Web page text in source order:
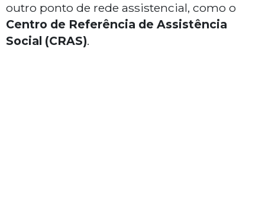
outro ponto de rede assistencial, como o
Centro de Referência de Assistência
Social (CRAS).